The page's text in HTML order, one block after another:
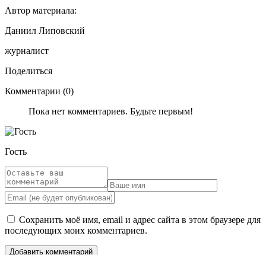
Автор материала:
Даниил Липовский
журналист
Поделиться
Комментарии (0)
Пока нет комментариев. Будьте первым!
Гость
Сохранить моё имя, email и адрес сайта в этом браузере для
последующих моих комментариев.